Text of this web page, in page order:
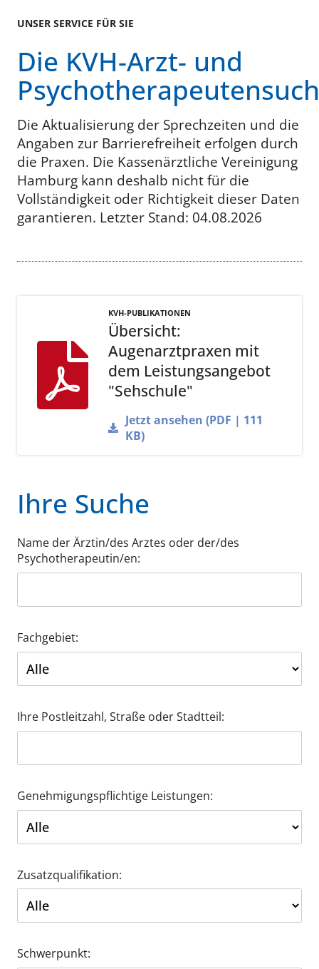
UNSER SERVICE FÜR SIE
Die KVH-Arzt- und
Die Aktualisierung der Sprechzeiten und die
Angaben zur Barrierefreiheit erfolgen durch
die Praxen. Die Kassenärztliche Vereinigung
Hamburg kann deshalb nicht für die
Vollständigkeit oder Richtigkeit dieser Daten
garantieren. Letzter Stand: 04.08.2026
KVH-PUBLIKATIONEN
Übersicht:
Augenarztpraxen mit
dem Leistungsangebot
"Sehschule"
Jetzt ansehen (PDF | 111
KB)
Ihre Suche
Name der Ärztin/des Arztes oder der/des
Psychotherapeutin/en:
Fachgebiet:
Ihre Postleitzahl, Straße oder Stadtteil:
Genehmigungspflichtige Leistungen:
Zusatzqualifikation:
Schwerpunkt: